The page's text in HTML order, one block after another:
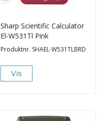
Sharp Scientific Calculator
El-W531Tl Pink
Produktnr. SHAEL-W531TLBRD
Vis